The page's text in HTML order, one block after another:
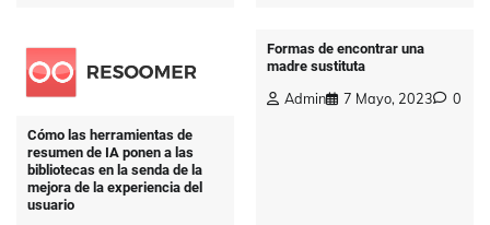
Cómo las herramientas de
resumen de IA ponen a las
bibliotecas en la senda de la
mejora de la experiencia del
usuario
Formas de encontrar una
madre sustituta
Admin 7 Mayo, 2023 0